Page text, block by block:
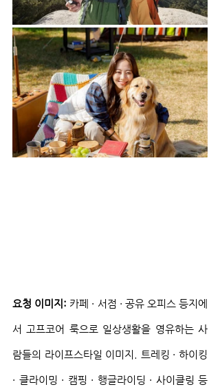
요청 이미지: 카페 · 서점 · 공유 오피스 등지에
서 고프코어 룩으로 일상생활을 영유하는 사
람들의 라이프스타일 이미지. 트레킹 · 하이킹
· 클라이밍 · 캠핑 · 행글라이딩 · 사이클링 등